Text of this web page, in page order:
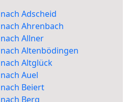
Adscheid
Ahrenbach
Allner
Altenbödingen
Altglück
Auel
Beiert
Berg